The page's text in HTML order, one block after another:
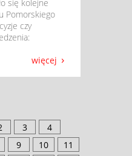
się kolejne
Pomorskiego
czy
więcej
3
4
9 10
11